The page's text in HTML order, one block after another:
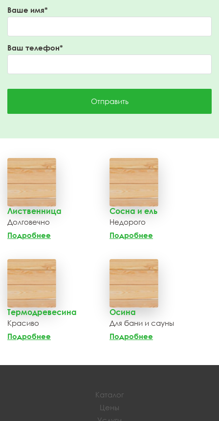
Ваше имя*
Ваш телефон*
Отправить
Лиственница
Долговечно
Подробнее
Сосна и ель
Недорого
Подробнее
Термодревесина
Красиво
Подробнее
Осина
Для бани и сауны
Подробнее
Каталог
Цены